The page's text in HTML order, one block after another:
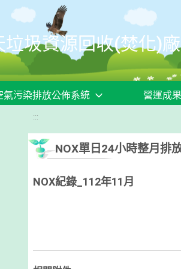
垃圾資源回收(焚化)廠
氣污染排放公佈系統 營運成
:::
NOX單日24小時整月排
NOX紀錄_112年11月